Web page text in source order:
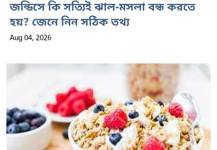
জন্ডিসে কি সত্যিই ঝাল-মসলা বন্ধ করতে
হয়? জেনে নিন সঠিক তথ্য
Aug 04, 2026